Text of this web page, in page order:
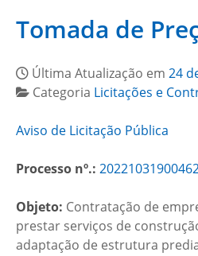
Tomada de
Última Atualização em 24
Categoria Licitações e
Aviso de Licitação Pública
Processo nº.:
Objeto: Contratação de
prestar serviços de
adaptação de estrutura